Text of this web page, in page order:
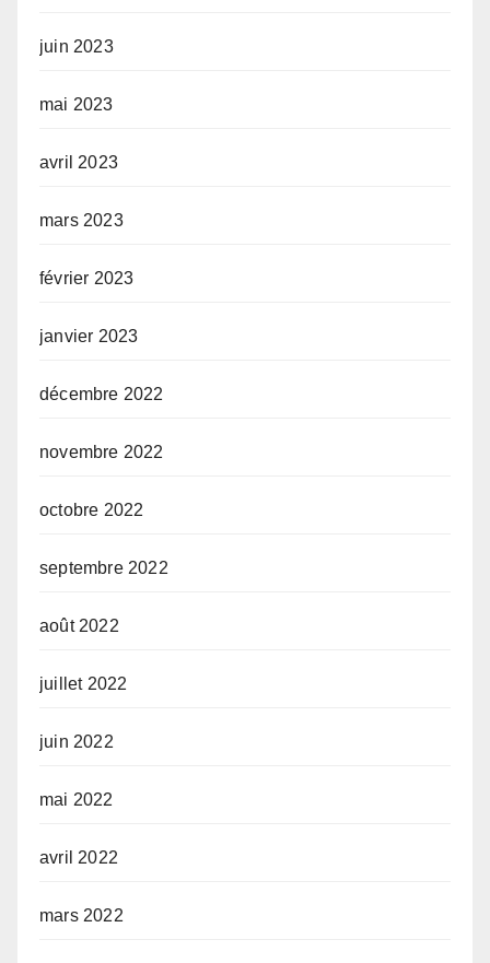
juin 2023
mai 2023
avril 2023
mars 2023
février 2023
janvier 2023
décembre 2022
novembre 2022
octobre 2022
septembre 2022
août 2022
juillet 2022
juin 2022
mai 2022
avril 2022
mars 2022